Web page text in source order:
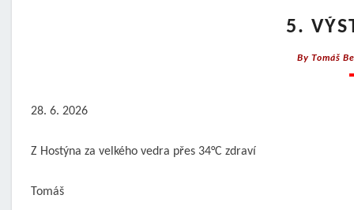
5.
By Tomáš
28. 6. 2026
Z Hostýna za velkého vedra přes 34°C zdraví
Tomáš